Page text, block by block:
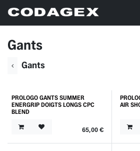
Gants
Gants
Outlet
PROLOGO GANTS SUMMER
ENERGRIP DOIGTS LONGS CPC
BLEND
65,00€
AIR